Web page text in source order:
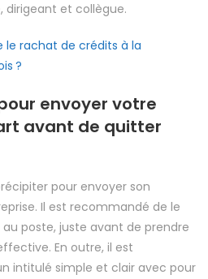
dirigeant et collègue.
le rachat de crédits à la
?
envoyer votre
avant de quitter
pour envoyer son
Il est recommandé de le
poste, juste avant de prendre
En outre, il est
intitulé simple et clair avec pour